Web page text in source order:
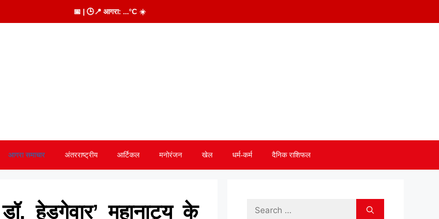
📅 | 🕒📍 आगरा: ...°C ☀️
आगरा समाचार अंतरराष्ट्रीय आर्टिकल मनोरंजन खेल धर्म-कर्म दैनिक राशिफल
हेडगेवार’ महानाट्य के
Search